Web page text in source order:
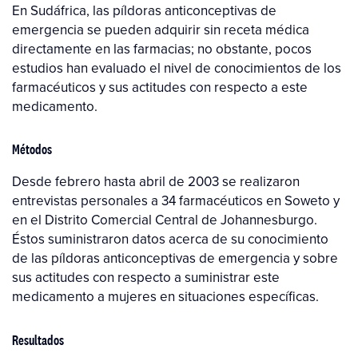
En Sudáfrica, las píldoras anticonceptivas de
emergencia se pueden adquirir sin receta médica
directamente en las farmacias; no obstante, pocos
estudios han evaluado el nivel de conocimientos de los
farmacéuticos y sus actitudes con respecto a este
medicamento.
Métodos
Desde febrero hasta abril de 2003 se realizaron
entrevistas personales a 34 farmacéuticos en Soweto y
en el Distrito Comercial Central de Johannesburgo.
Éstos suministraron datos acerca de su conocimiento
de las píldoras anticonceptivas de emergencia y sobre
sus actitudes con respecto a suministrar este
medicamento a mujeres en situaciones específicas.
Resultados